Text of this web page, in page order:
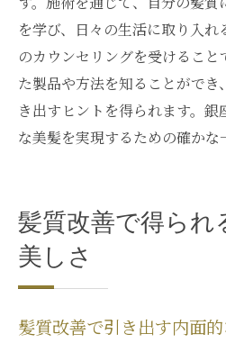
を学び、日々の生活に取り入れ
のカウンセリングを受けるこ
た製品や方法を知ることができ
き出すヒントを得られます。
な美髪を実現するための確かな
髪質改善で得られ
美しさ
髪質改善で引き出す内面